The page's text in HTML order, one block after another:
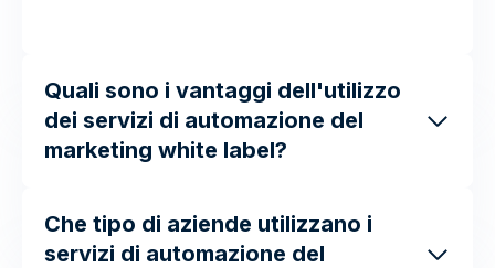
Quali sono i vantaggi dell'utilizzo
dei servizi di automazione del
marketing white label?
Che tipo di aziende utilizzano i
servizi di automazione del